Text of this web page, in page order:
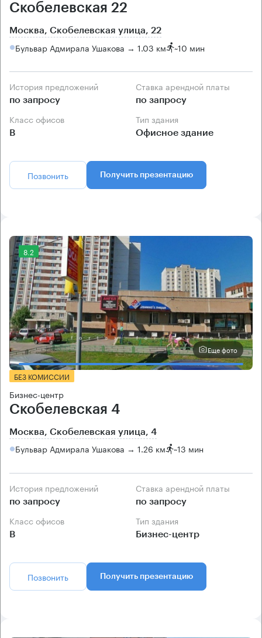
Скобелевская 22
Москва, Скобелевская улица, 22
Бульвар Адмирала Ушакова → 1.03 км ~10 мин
История предложений
по запросу
Ставка арендной платы
по запросу
Класс офисов
B
Тип здания
Офисное здание
Позвонить Получить презентацию
8.2
Еще фото
БЕЗ КОМИССИИ
Бизнес-центр
Скобелевская 4
Москва, Скобелевская улица, 4
Бульвар Адмирала Ушакова → 1.26 км ~13 мин
История предложений
по запросу
Ставка арендной платы
по запросу
Класс офисов
B
Тип здания
Бизнес-центр
Позвонить Получить презентацию